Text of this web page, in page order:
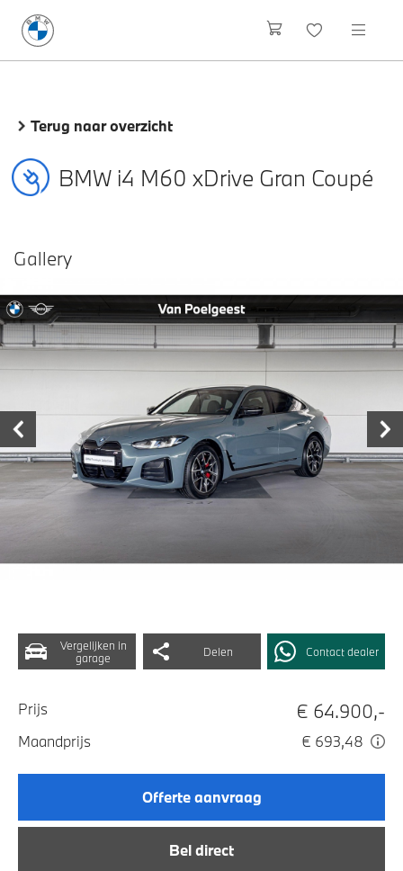
Terug naar overzicht
BMW i4 M60 xDrive Gran Coupé
Vergelijken in
garage
Delen Contact dealer
Prijs € 64.900,-
Maandprijs € 693,48
Offerte aanvraag
Bel direct
Gallery